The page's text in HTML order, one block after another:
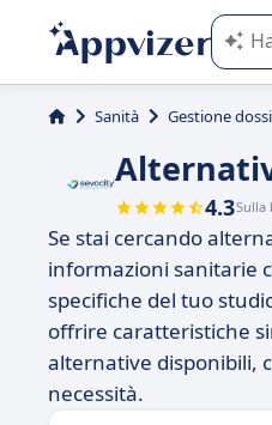
Sanità Gestione
4.3Sulla
Se stai cercando
informazioni sanitarie
specifiche del tuo
offrire caratteristiche
alternative disponibili,
necessità.